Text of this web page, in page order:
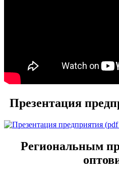
Презентация
Региональным